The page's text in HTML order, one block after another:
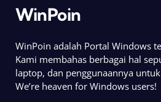
WinPoin
WinPoin adalah Portal Windows
Kami membahas berbagai hal
laptop, dan penggunaannya
We’re heaven for Windows users!